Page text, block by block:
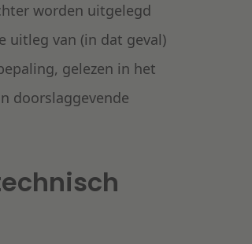
worden uitgelegd
uitleg van (in dat geval)
gelezen in het
doorslaggevende